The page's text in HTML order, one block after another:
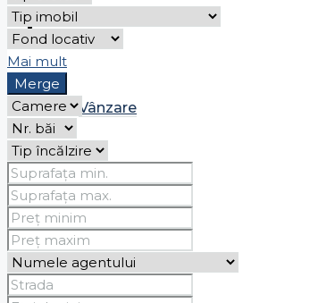
Case
Vânzare
Chirie
Spații comerciale
Mai mult
Merge